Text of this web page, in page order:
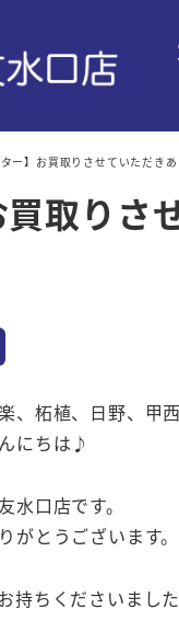
ター】お買取りさせていただき
買取り
、柘植、日野、甲
にちは♪
水口店です。
がとうございます。
持ちくださいまし